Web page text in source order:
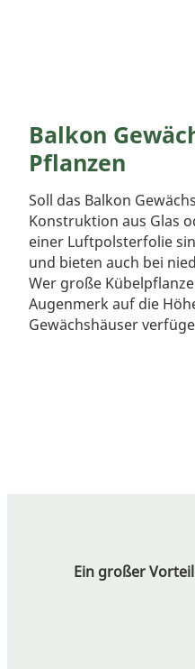
Balkon
Pflanzen
Soll das Balkon
Konstruktion aus Glas
einer Luftpolsterfolie
und bieten auch bei
Wer große
Augenmerk auf die
Gewächshäuser
Ein großer